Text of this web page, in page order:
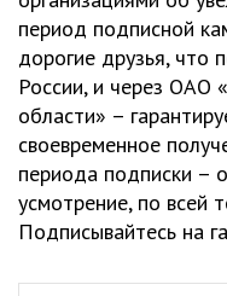
период подписной
дорогие друзья, что
России, и через ОАО
области» –
своевременное
периода подписки –
усмотрение, по всей
Подписывайтесь на